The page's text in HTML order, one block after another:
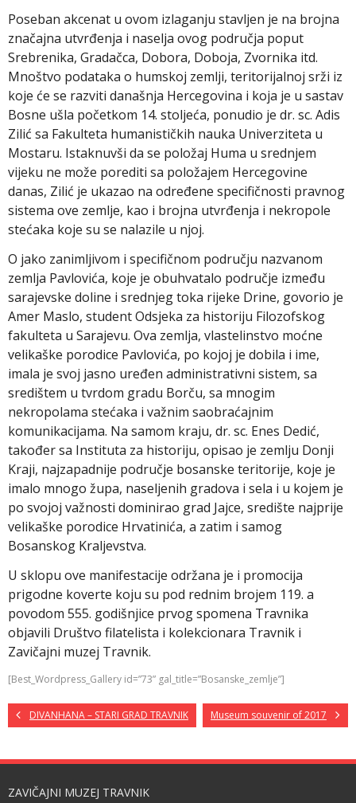
Poseban akcenat u ovom izlaganju stavljen je na brojna
značajna utvrđenja i naselja ovog područja poput
Srebrenika, Gradačca, Dobora, Doboja, Zvornika itd.
Mnoštvo podataka o humskoj zemlji, teritorijalnoj srži iz
koje će se razviti današnja Hercegovina i koja je u sastav
Bosne ušla početkom 14. stoljeća, ponudio je dr. sc. Adis
Zilić sa Fakulteta humanističkih nauka Univerziteta u
Mostaru. Istaknuvši da se položaj Huma u srednjem
vijeku ne može porediti sa položajem Hercegovine
danas, Zilić je ukazao na određene specifičnosti pravnog
sistema ove zemlje, kao i brojna utvrđenja i nekropole
stećaka koje su se nalazile u njoj.
O jako zanimljivom i specifičnom području nazvanom
zemlja Pavlovića, koje je obuhvatalo područje između
sarajevske doline i srednjeg toka rijeke Drine, govorio je
Amer Maslo, student Odsjeka za historiju Filozofskog
fakulteta u Sarajevu. Ova zemlja, vlastelinstvo moćne
velikaške porodice Pavlovića, po kojoj je dobila i ime,
imala je svoj jasno uređen administrativni sistem, sa
središtem u tvrdom gradu Borču, sa mnogim
nekropolama stećaka i važnim saobraćajnim
komunikacijama. Na samom kraju, dr. sc. Enes Dedić,
također sa Instituta za historiju, opisao je zemlju Donji
Kraji, najzapadnije područje bosanske teritorije, koje je
imalo mnogo župa, naseljenih gradova i sela i u kojem je
po svojoj važnosti dominirao grad Jajce, središte najprije
velikaške porodice Hrvatinića, a zatim i samog
Bosanskog Kraljevstva.
U sklopu ove manifestacije održana je i promocija
prigodne koverte koju su pod rednim brojem 119. a
povodom 555. godišnjice prvog spomena Travnika
objavili Društvo filatelista i kolekcionara Travnik i
Zavičajni muzej Travnik.
[Best_Wordpress_Gallery id=”73” gal_title=”Bosanske_zemlje”]
DIVANHANA – STARI GRAD TRAVNIK Museum souvenir of 2017
ZAVIČAJNI MUZEJ TRAVNIK